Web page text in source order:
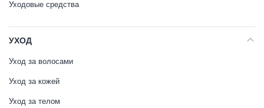
Уходовые средства
УХОД
Уход за волосами
Уход за кожей
Уход за телом